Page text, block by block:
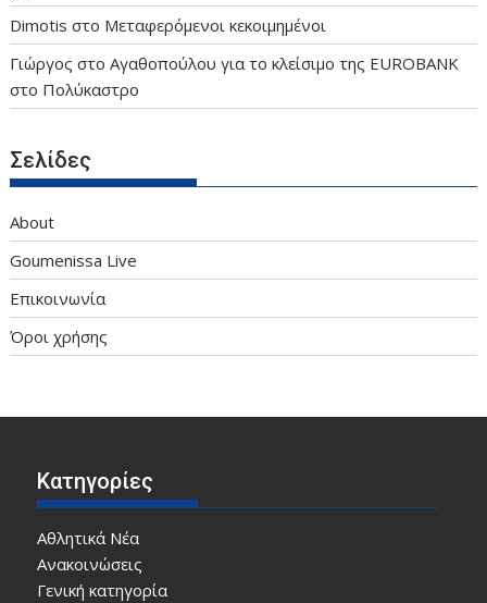
Dimotis στο Μεταφερόμενοι κεκοιμημένοι
Γιώργος στοΑγαθοπούλου για το κλείσιμο της EUROBANK
στο Πολύκαστρο
Σελίδες
About
Goumenissa Live
Επικοινωνία
Όροι χρήσης
Κατηγορίες
Αθλητικά Νέα
Ανακοινώσεις
Γενική κατηγορία